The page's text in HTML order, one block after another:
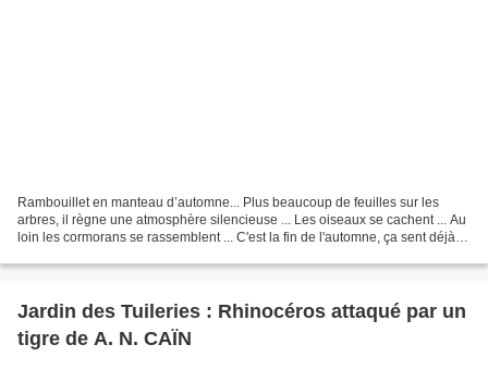
Rambouillet en manteau d’automne... Plus beaucoup de feuilles sur les
arbres, il règne une atmosphère silencieuse ... Les oiseaux se cachent ... Au
loin les cormorans se rassemblent ... C'est la fin de l'automne, ça sent déjà
Jardin des Tuileries : Rhinocéros attaqué par un
tigre de A. N. CAÏN